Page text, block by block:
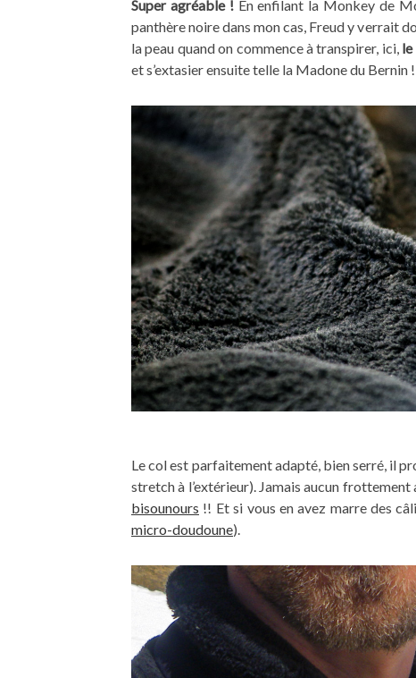
Super agréable ! En enfilant la Monkey de
panthère noire dans mon cas, Freud y verrait
la peau quand on commence à transpirer, ici,
et s’extasier ensuite telle la Madone du Bernin !
Le col est parfaitement adapté, bien serré, il
stretch à l’extérieur). Jamais aucun frottement
bisounours !! Et si vous en avez marre des
micro-doudoune).